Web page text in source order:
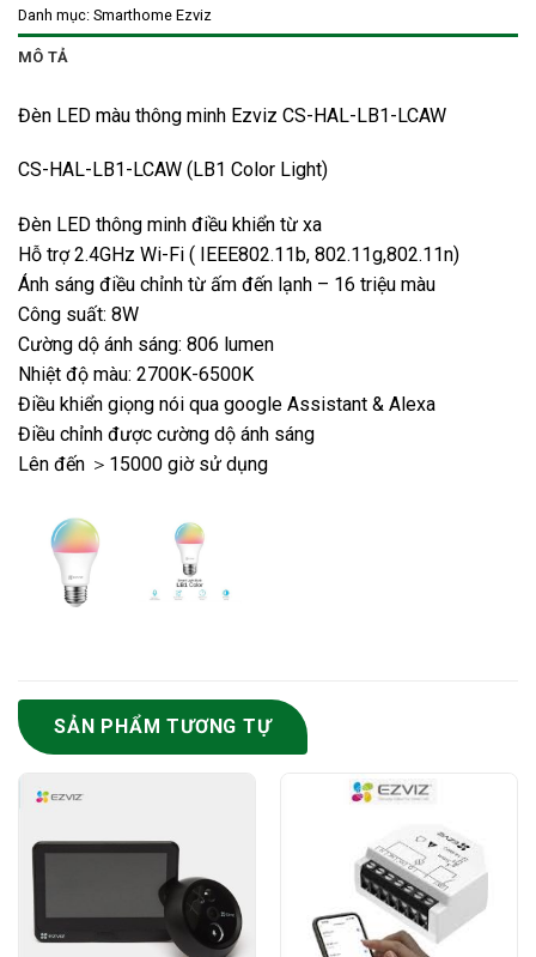
Danh mục: Smarthome Ezviz
MÔ TẢ
Đèn LED màu thông minh Ezviz CS-HAL-LB1-LCAW
CS-HAL-LB1-LCAW (LB1 Color Light)
Đèn LED thông minh điều khiển từ xa
Hỗ trợ 2.4GHz Wi-Fi ( IEEE802.11b, 802.11g,802.11n)
Ánh sáng điều chỉnh từ ấm đến lạnh – 16 triệu màu
Công suất: 8W
Cường dộ ánh sáng: 806 lumen
Nhiệt độ màu: 2700K-6500K
Điều khiển giọng nói qua google Assistant & Alexa
Điều chỉnh được cường dộ ánh sáng
Lên đến ＞15000 giờ sử dụng
SẢN PHẨM TƯƠNG TỰ